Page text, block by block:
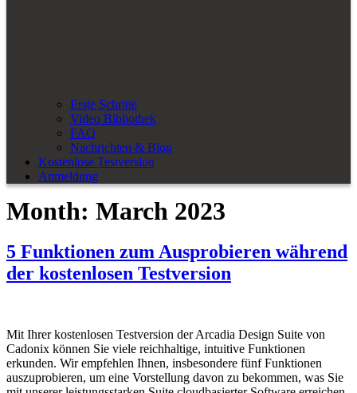
Erste Schritte
Video Bibliothek
FAQ
Nachrichten & Blog
Kostenlose Testversion
Anmeldung
Month: March 2023
5 Funktionen zum Ausprobieren während
der kostenlosen Testversion
Mit Ihrer kostenlosen Testversion der Arcadia Design Suite von
Cadonix können Sie viele reichhaltige, intuitive Funktionen
erkunden. Wir empfehlen Ihnen, insbesondere fünf Funktionen
auszuprobieren, um eine Vorstellung davon zu bekommen, was Sie